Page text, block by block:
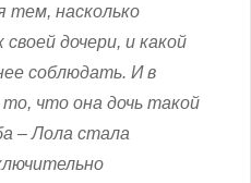
тем, насколько
дочери, и какой
соблюдать. И в
что она дочь такой
– Лола стала